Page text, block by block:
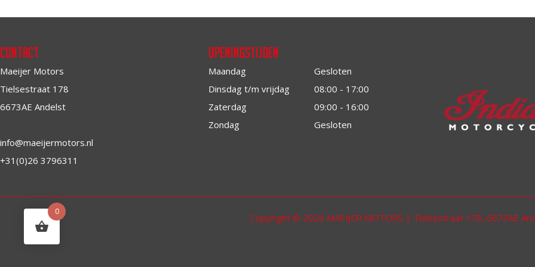
Contact
Maeijer Motors
Tielsestraat 178
6673AE Andelst
info@maeijermotors.nl
+31(0)26 3796311
Openingstijden
Maandag
Gesloten
Dinsdag t/m vrijdag
08:00 - 17:00
Zaterdag
09:00 - 16:00
Zondag
Gesloten
Copyright © 2026 MAEIJER MOTORS | Tielsestraat 178, 6673AE
0